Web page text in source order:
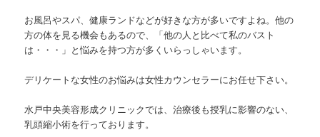
お風呂やスパ、健康ランドなどが好きな方が多いですよね。他の
方の体を見る機会もあるので、「他の人と比べて私のバスト
は・・・」と悩みを持つ方が多くいらっしゃいます。
デリケートな女性のお悩みは女性カウンセラーにお任せ下さい。
水戸中央美容形成クリニックでは、治療後も授乳に影響のない、
乳頭縮小術を行っております。